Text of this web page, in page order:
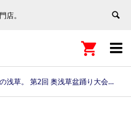
店。


公園内(山谷堀広場)で開催されました。スカイツリーをバックに踊る盆踊りは、外国人や若者で大賑わいでした。太鼓演奏もあり、祭りが終わっても常に盛り上がる台東区はやっぱ良いですね。 #マナーを守って楽しい街歩き #浅草 #asakusa #tokyo #japan #江戸文化の街 https://e-asakusa.jp/